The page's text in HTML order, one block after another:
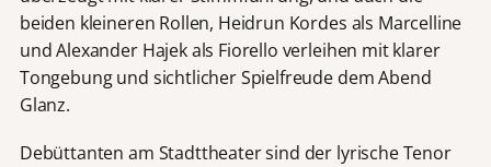
beiden kleineren Rollen, Heidrun Kordes als Marcelline
und Alexander Hajek als Fiorello verleihen mit klarer
Tongebung und sichtlicher Spielfreude dem Abend
Glanz.
Debüttanten am Stadttheater sind der lyrische Tenor